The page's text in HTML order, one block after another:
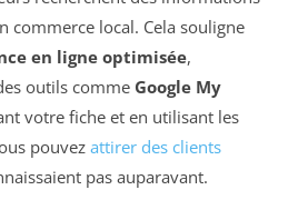
commerce local. Cela souligne
en ligne optimisée,
outils comme Google My
votre fiche et en utilisant les
pouvez attirer des clients
pas auparavant.